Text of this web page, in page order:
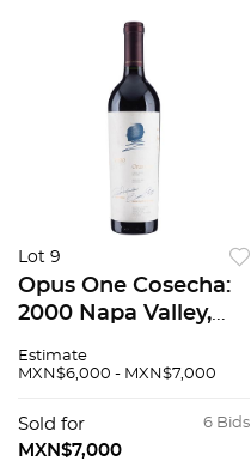
Lot 9
Opus One Cosecha:
2000 Napa Valley,
Nivel: llenado alto 95
Estimate
MXN$6,000 - MXN$7,000
6 Bids
Sold for
MXN$7,000